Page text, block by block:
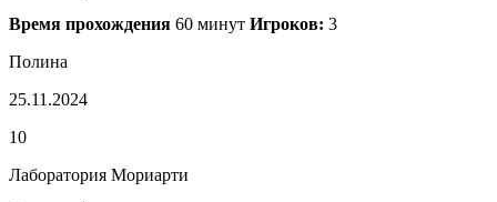
Время прохождения 60 минут Игроков: 3
Полина
25.11.2024
10
Лаборатория Мориарти